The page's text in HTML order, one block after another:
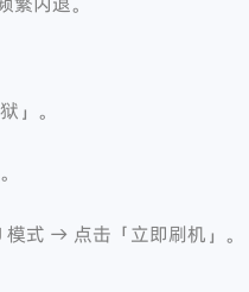
」。
模式 → 点击「立即刷机」。